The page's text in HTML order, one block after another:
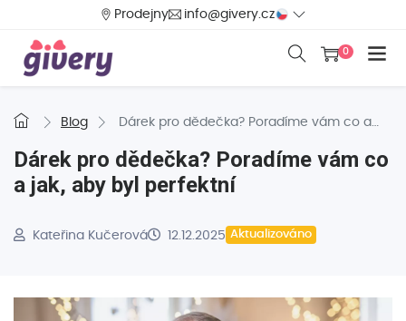
Prodejny info@givery.cz
0
Blog
Dárek pro dědečka? Poradíme vám co a
Dárek pro dědečka? Poradíme vám co
a jak, aby byl perfektní
Kateřina Kučerová 12.12.2025 Aktualizováno